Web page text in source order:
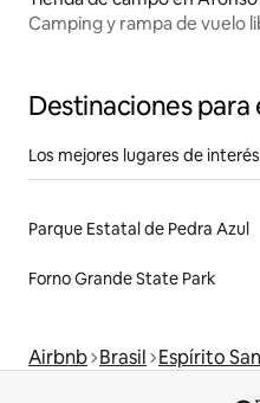
Camping y rampa de vuelo
Destinaciones para
Los mejores lugares de
Parque Estatal de Pedra Azul
Forno Grande State Park
Airbnb Brasil Espírito